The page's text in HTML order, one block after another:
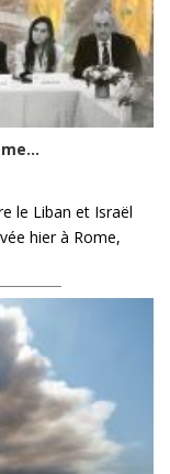
le Liban et Israël
hier à Rome,